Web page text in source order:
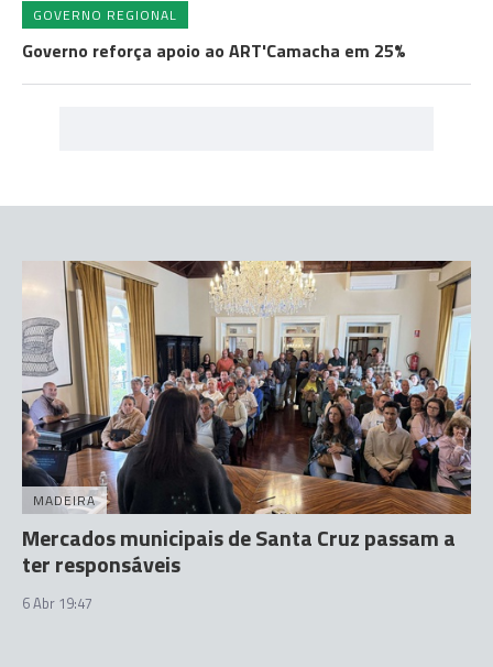
GOVERNO REGIONAL
Governo reforça apoio ao ART'Camacha em 25%
MADEIRA
Mercados municipais de Santa Cruz passam a
ter responsáveis
6 Abr 19:47